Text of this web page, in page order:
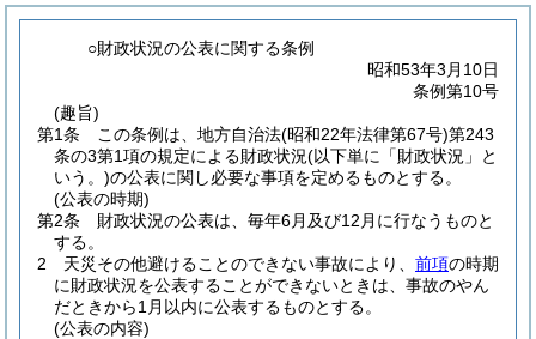
○財政状況の公表に関する条例
昭和53年3月10日
条例第10号
(趣旨)
第1条
この条例は、地方自治法(昭和22年法律第67号)第243
条の3第1項の規定による財政状況(以下単に「財政状況」と
いう。)の公表に関し必要な事項を定めるものとする。
(公表の時期)
第2条
財政状況の公表は、毎年6月及び12月に行なうものと
する。
2
天災その他避けることのできない事故により、 前項の時期
に財政状況を公表することができないときは、事故のやん
だときから1月以内に公表するものとする。
(公表の内容)